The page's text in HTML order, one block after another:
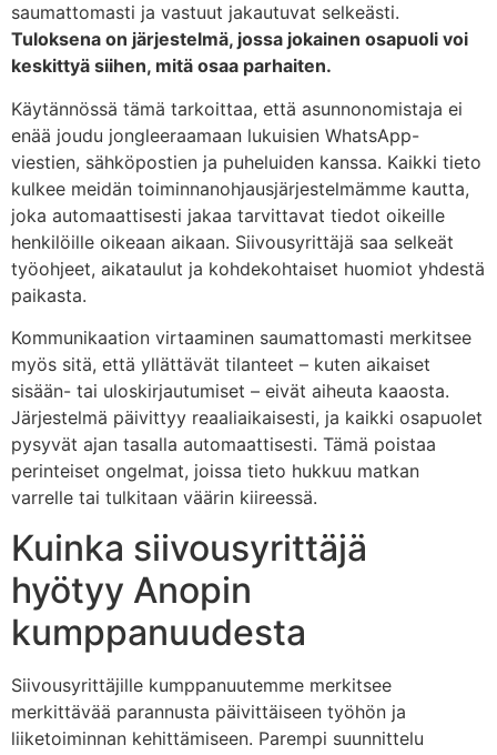
saumattomasti ja vastuut jakautuvat selkeästi.
Tuloksena on järjestelmä, jossa jokainen osapuoli voi
keskittyä siihen, mitä osaa parhaiten.
Käytännössä tämä tarkoittaa, että asunnonomistaja ei
enää joudu jongleeraamaan lukuisien WhatsApp-
viestien, sähköpostien ja puheluiden kanssa. Kaikki tieto
kulkee meidän toiminnanohjausjärjestelmämme kautta,
joka automaattisesti jakaa tarvittavat tiedot oikeille
henkilöille oikeaan aikaan. Siivousyrittäjä saa selkeät
työohjeet, aikataulut ja kohdekohtaiset huomiot yhdestä
paikasta.
Kommunikaation virtaaminen saumattomasti merkitsee
myös sitä, että yllättävät tilanteet – kuten aikaiset
sisään- tai uloskirjautumiset – eivät aiheuta kaaosta.
Järjestelmä päivittyy reaaliaikaisesti, ja kaikki osapuolet
pysyvät ajan tasalla automaattisesti. Tämä poistaa
perinteiset ongelmat, joissa tieto hukkuu matkan
varrelle tai tulkitaan väärin kiireessä.
Kuinka siivousyrittäjä
hyötyy Anopin
kumppanuudesta
Siivousyrittäjille kumppanuutemme merkitsee
merkittävää parannusta päivittäiseen työhön ja
liiketoiminnan kehittämiseen. Parempi suunnittelu